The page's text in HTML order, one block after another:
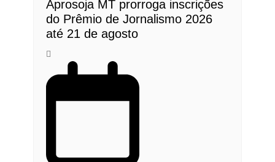
Aprosoja MT prorroga inscrições
do Prêmio de Jornalismo 2026
até 21 de agosto